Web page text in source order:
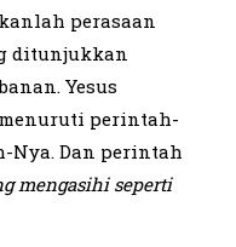
perasaan
ditunjukkan
Yesus
perintah-
Nya. Dan perintah
mengasihi seperti